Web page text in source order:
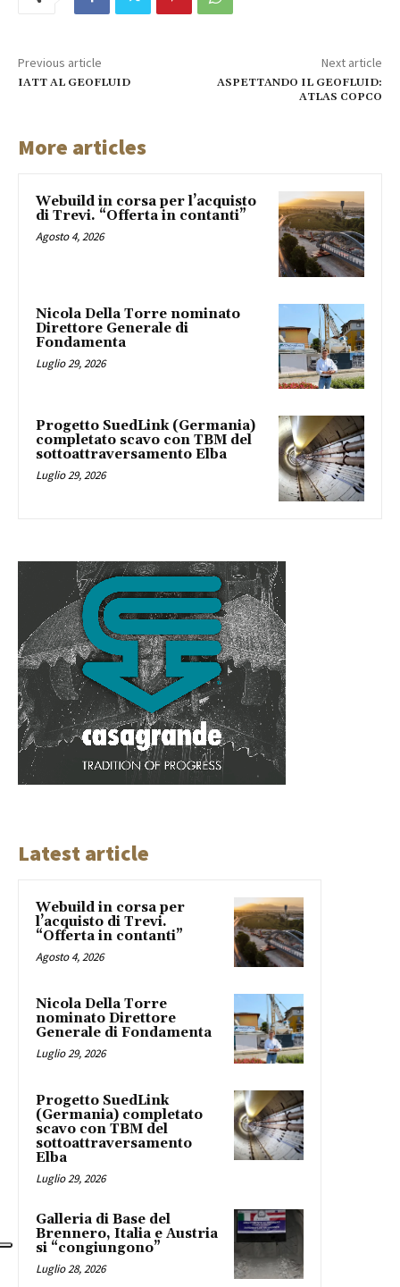
Previous article
IATT AL GEOFLUID
Next article
ASPETTANDO IL GEOFLUID:
ATLAS COPCO
More articles
Webuild in corsa per l’acquisto
di Trevi. “Offerta in contanti”
Agosto 4, 2026
Nicola Della Torre nominato
Direttore Generale di
Fondamenta
Luglio 29, 2026
Progetto SuedLink (Germania)
completato scavo con TBM del
sottoattraversamento Elba
Luglio 29, 2026
Latest article
Webuild in corsa per
l’acquisto di Trevi.
“Offerta in contanti”
Agosto 4, 2026
Nicola Della Torre
nominato Direttore
Generale di Fondamenta
Luglio 29, 2026
Progetto SuedLink
(Germania) completato
scavo con TBM del
sottoattraversamento
Elba
Luglio 29, 2026
Galleria di Base del
Brennero, Italia e Austria
si “congiungono”
Luglio 28, 2026